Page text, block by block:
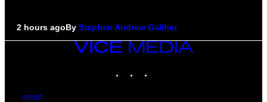
2 hours agoBy Stephen Andrew Galiher
VICE
MEDIA
ABOUT